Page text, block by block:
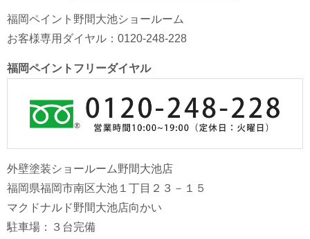
福岡ペイント野間大池ショールーム
お客様専用ダイヤル：0120-248-228
福岡ペイントフリーダイヤル
外壁塗装ショールーム野間大池店
福岡県福岡市南区大池１丁目２３－１５
マクドナルド野間大池店向かい
駐車場：３台完備